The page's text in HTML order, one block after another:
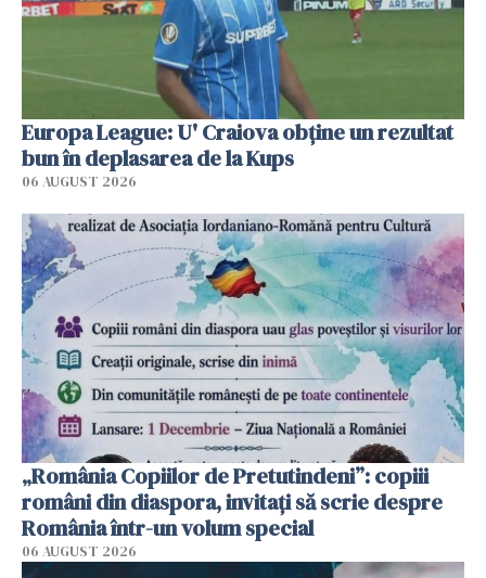
Europa League: U' Craiova obține un rezultat
bun în deplasarea de la Kups
06 AUGUST 2026
„România Copiilor de Pretutindeni”: copiii
români din diaspora, invitați să scrie despre
România într-un volum special
06 AUGUST 2026